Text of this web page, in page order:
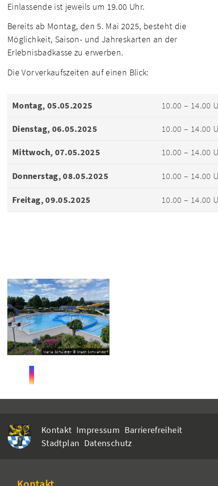
Einlassende ist jeweils um 19.00 Uhr.
Bereits ab Montag, den 5. Mai 2025, besteht die
Möglichkeit, Saison- und Jahreskarten an der
Erlebnisbadkasse zu erwerben.
Die Vorverkaufszeiten auf einen Blick:
Montag, 05.05.2025 10.00 – 14.00
Dienstag, 06.05.2025 10.00 – 14.00
Mittwoch, 07.05.2025 10.00 – 14.00
Donnerstag, 08.05.2025 10.00 – 14.00
Freitag, 09.05.2025 10.00 – 14.00
Maria Schuierer © Stadt Schwandorf
Kontakt Impressum Barrierefreiheit
Stadtplan Datenschutz